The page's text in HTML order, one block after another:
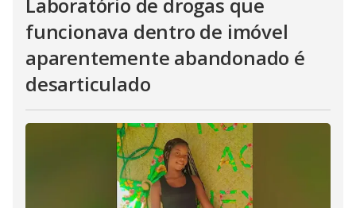
funcionava dentro de imóvel
aparentemente abandonado é
desarticulado